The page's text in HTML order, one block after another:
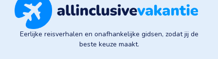
Eerlijke reisverhalen en onafhankelijke gidsen, zodat jij de
beste keuze maakt.